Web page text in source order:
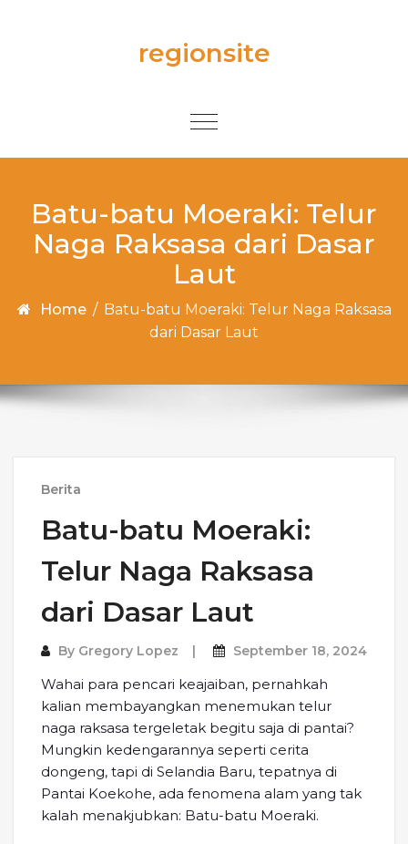
regionsite
Toggle
Batu-batu Moeraki: Telur
Naga Raksasa dari Dasar
Laut
Home / Batu-batu Moeraki: Telur Naga Raksasa
dari Dasar Laut
Berita
Batu-batu Moeraki:
Telur Naga Raksasa
dari Dasar Laut
By Gregory Lopez September 18, 2024
Wahai para pencari keajaiban, pernahkah
kalian membayangkan menemukan telur
naga raksasa tergeletak begitu saja di pantai?
Mungkin kedengarannya seperti cerita
dongeng, tapi di Selandia Baru, tepatnya di
Pantai Koekohe, ada fenomena alam yang tak
kalah menakjubkan: Batu-batu Moeraki.